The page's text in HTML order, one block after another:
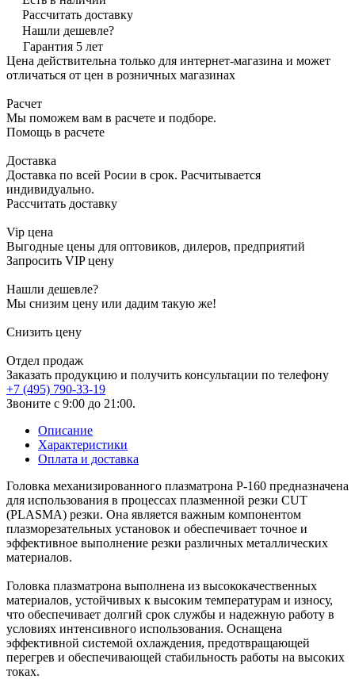
Рассчитать доставку
Нашли дешевле?
Гарантия 5 лет
Цена действительна только для интернет-магазина и может
отличаться от цен в розничных магазинах
Расчет
Мы поможем вам в расчете и подборе.
Помощь в расчете
Доставка
Доставка по всей Росии в срок. Расчитывается
индивидуально.
Рассчитать доставку
Vip цена
Выгодные цены для оптовиков, дилеров, предприятий
Запросить VIP цену
Нашли дешевле?
Мы снизим цену или дадим такую же!
Снизить цену
Отдел продаж
Заказать продукцию и получить консультации по телефону
+7 (495) 790-33-19
Звоните с 9:00 до 21:00.
Описание
Характеристики
Оплата и доставка
Головка механизированного плазматрона P-160 предназначена
для использования в процессах плазменной резки CUT
(PLASMA) резки. Она является важным компонентом
плазморезательных установок и обеспечивает точное и
эффективное выполнение резки различных металлических
материалов.
Головка плазматрона выполнена из высококачественных
материалов, устойчивых к высоким температурам и износу,
что обеспечивает долгий срок службы и надежную работу в
условиях интенсивного использования. Оснащена
эффективной системой охлаждения, предотвращающей
перегрев и обеспечивающей стабильность работы на высоких
токах.